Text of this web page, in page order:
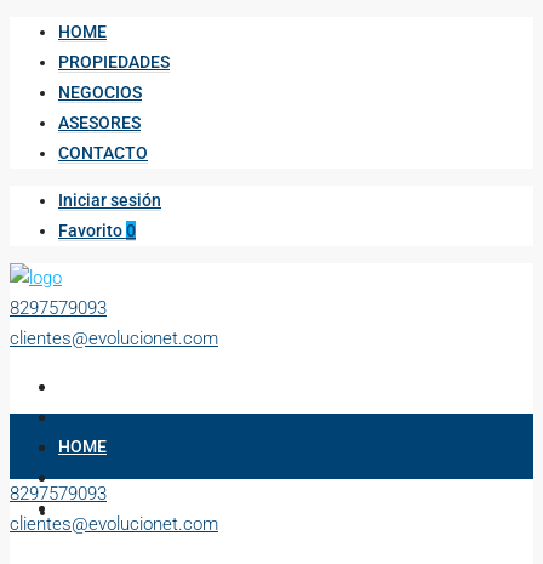
HOME
PROPIEDADES
NEGOCIOS
ASESORES
CONTACTO
Iniciar sesión
Favorito0
8297579093
clientes@evolucionet.com
HOME
PROPIEDADES
8297579093
clientes@evolucionet.com